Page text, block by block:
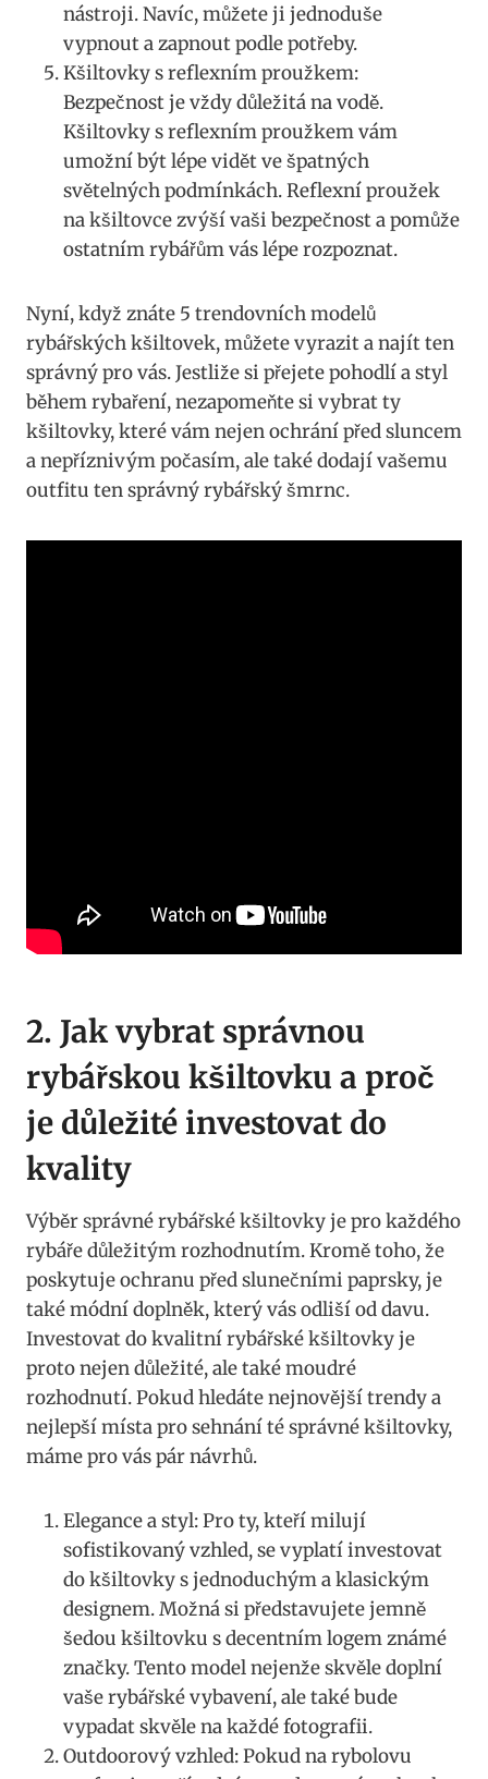
nástroji. Navíc, ‍můžete⁤ ji jednoduše
vypnout a zapnout podle potřeby.
Kšiltovky s reflexním proužkem:
Bezpečnost je vždy ‍důležitá na vodě.
Kšiltovky s reflexním proužkem vám
umožní‌ být lépe ⁣vidět⁢ ve‍ špatných
světelných‍ podmínkách. Reflexní proužek
na​ kšiltovce zvýší vaši bezpečnost a pomůže
ostatním rybářům vás⁤ lépe ⁣rozpoznat.
Nyní, když⁢ znáte 5 trendovních​ modelů
‍rybářských ⁢kšiltovek, můžete vyrazit a​ najít ten
správný pro ​vás.‍ Jestliže⁤ si přejete pohodlí a ⁤styl⁢
během ‍rybaření, ‌nezapomeňte si vybrat‍ ty​
kšiltovky, které vám nejen ochrání před ‍sluncem⁤
a nepříznivým počasím, ale také ⁤dodají vašemu
outfitu ten správný rybářský šmrnc.
2. Jak‌ vybrat správnou
⁢rybářskou kšiltovku a proč
je důležité‌ investovat do
kvality
Výběr správné rybářské kšiltovky je pro každého
rybáře důležitým rozhodnutím. Kromě‍ toho, že
poskytuje ochranu‍ před slunečními paprsky, je​
také módní doplněk, který vás odliší⁤ od davu.
Investovat do kvalitní rybářské kšiltovky je
proto nejen důležité, ale také⁢ moudré
rozhodnutí. Pokud ⁤hledáte‍ nejnovější trendy a
nejlepší místa⁣ pro⁣ sehnání té správné kšiltovky,
⁣máme⁣ pro vás ⁢pár návrhů.
Elegance a styl:‌ Pro ty, ​kteří milují‌
sofistikovaný​ vzhled, se vyplatí investovat
do ⁣kšiltovky s jednoduchým a klasickým
designem. Možná si představujete jemně
šedou kšiltovku s‍ decentním logem známé‍
značky. Tento model nejenže ⁢skvěle doplní
vaše rybářské ‍vybavení, ale také bude
vypadat ‍skvěle na každé fotografii.
Outdoorový vzhled: ​Pokud na rybolovu